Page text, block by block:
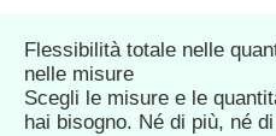
Flessibilità totale nelle
nelle misure
Scegli le misure e le
hai bisogno. Né di più, né